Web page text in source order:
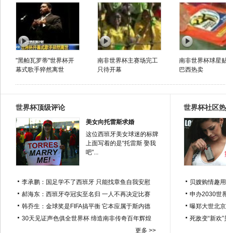
"黑帕瓦罗蒂"世界杯开
幕式歌手猝然离世
南非世界杯主赛场完工
只待开幕
南非世界杯球星
巴西热卖
世界杯顶级评论
美女向托雷斯求婚
这位西班牙美女球迷的标牌
上面写着的是“托雷斯 娶我
吧”...
李承鹏：国足学不了西班牙 只能找章鱼自我安慰
郝海东：西班牙夺冠实至名归 一人不再决定比赛
韩乔生：金球奖是FIFA搞平衡 它本应属于斯内德
30天见证声色俱全世界杯 缔造南非传奇百年辉煌
更多 >>
世界杯社区
贝嫂购情趣
申办2030世
曝郑大世北
死敌变“新欢